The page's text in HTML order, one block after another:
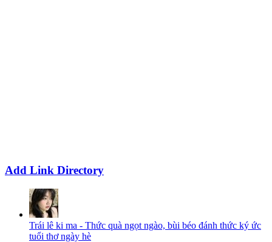
Add Link Directory
Trái lê ki ma - Thức quà ngọt ngào, bùi béo đánh thức ký ức
tuổi thơ ngày hè